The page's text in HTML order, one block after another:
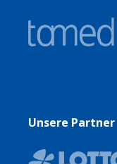
Unsere Partner